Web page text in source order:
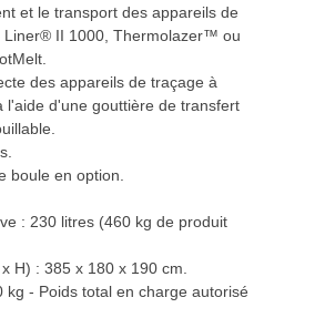
et le transport des appareils de
Liner® II 1000, Thermolazer™ ou
des appareils de traçage à
l'aide d'une gouttière de transfert
boule en option.
: 230 litres (460 kg de produit
H) : 385 x 180 x 190 cm.
kg - Poids total en charge autorisé